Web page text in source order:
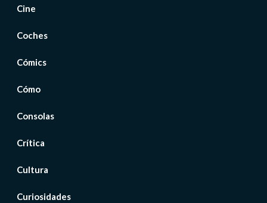
Cine
Coches
Cómics
Cómo
Consolas
Crítica
Cultura
Curiosidades